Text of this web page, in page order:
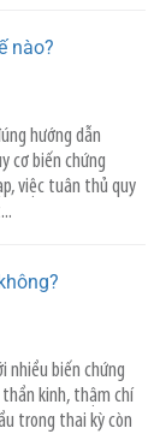
hướng dẫn
cơ biến chứng
việc tuân thủ quy
nhiều biến chứng
kinh, thậm chí
trong thai kỳ còn